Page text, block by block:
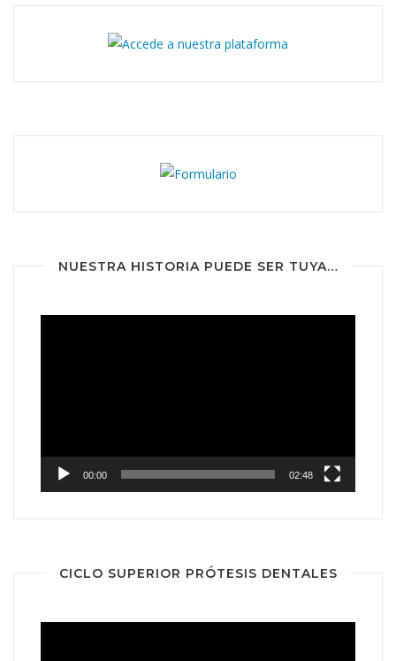
NUESTRA HISTORIA PUEDE SER TUYA…
00:00 02:48
CICLO SUPERIOR PRÓTESIS DENTALES